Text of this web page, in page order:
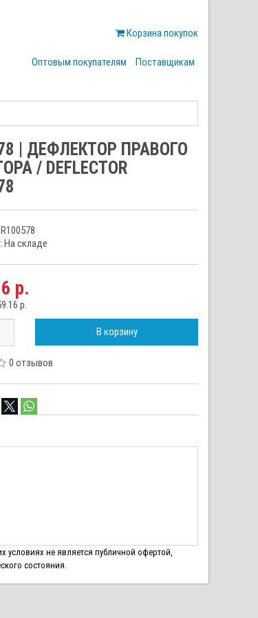
Корзина покупок
Оптовым покупателям Поставщикам
| ДЕФЛЕКТОР ПРАВОГО
/ DEFLECTOR
На складе
р.
р.
В корзину
0 отзывов
условиях не является публичной офертой,
состояния.